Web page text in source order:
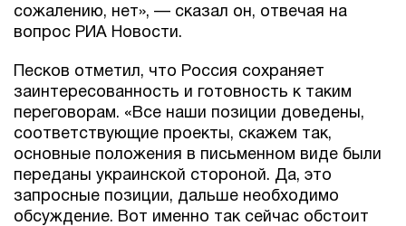
сожалению, нет», — сказал он, отвечая на
вопрос РИА Новости.
Песков отметил, что Россия сохраняет
заинтересованность и готовность к таким
переговорам. «Все наши позиции доведены,
соответствующие проекты, скажем так,
основные положения в письменном виде были
переданы украинской стороной. Да, это
запросные позиции, дальше необходимо
обсуждение. Вот именно так сейчас обстоит